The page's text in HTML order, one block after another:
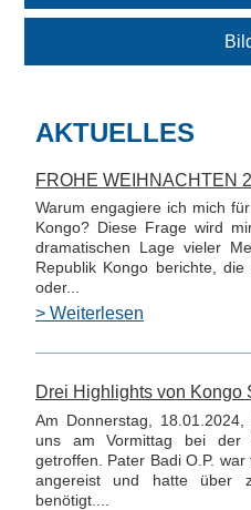
AKTUELLES
FROHE WEIHNACHTEN
Warum engagiere ich mich
Kongo? Diese Frage wird
dramatischen Lage vieler
Republik Kongo berichte,
oder...
> Weiterlesen
Drei Highlights von Kongo
Am Donnerstag,
uns am Vormittag bei der
getroffen. Pater Badi O.P.
angereist und hatte über
benötigt....